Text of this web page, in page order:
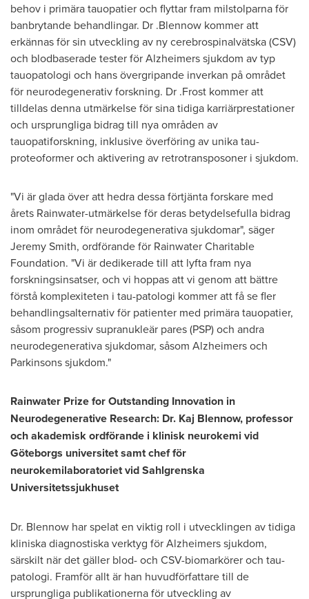
behov i primära tauopatier och flyttar fram milstolparna för
banbrytande behandlingar. Dr .Blennow kommer att
erkännas för sin utveckling av ny cerebrospinalvätska (CSV)
och blodbaserade tester för Alzheimers sjukdom av typ
tauopatologi och hans övergripande inverkan på området
för neurodegenerativ forskning. Dr .Frost kommer att
tilldelas denna utmärkelse för sina tidiga karriärprestationer
och ursprungliga bidrag till nya områden av
tauopatiforskning, inklusive överföring av unika tau-
proteoformer och aktivering av retrotransposoner i sjukdom.
"Vi är glada över att hedra dessa förtjänta forskare med
årets Rainwater-utmärkelse för deras betydelsefulla bidrag
inom området för neurodegenerativa sjukdomar", säger
Jeremy Smith, ordförande för Rainwater Charitable
Foundation. "Vi är dedikerade till att lyfta fram nya
forskningsinsatser, och vi hoppas att vi genom att bättre
förstå komplexiteten i tau-patologi kommer att få se fler
behandlingsalternativ för patienter med primära tauopatier,
såsom progressiv supranukleär pares (PSP) och andra
neurodegenerativa sjukdomar, såsom Alzheimers och
Parkinsons sjukdom."
Rainwater Prize for Outstanding Innovation in
Neurodegenerative Research: Dr. Kaj Blennow, professor
och akademisk ordförande i klinisk neurokemi vid
Göteborgs universitet samt chef för
neurokemilaboratoriet vid Sahlgrenska
Universitetssjukhuset
Dr. Blennow har spelat en viktig roll i utvecklingen av tidiga
kliniska diagnostiska verktyg för Alzheimers sjukdom,
särskilt när det gäller blod- och CSV-biomarkörer och tau-
patologi. Framför allt är han huvudförfattare till de
ursprungliga publikationerna för utveckling av